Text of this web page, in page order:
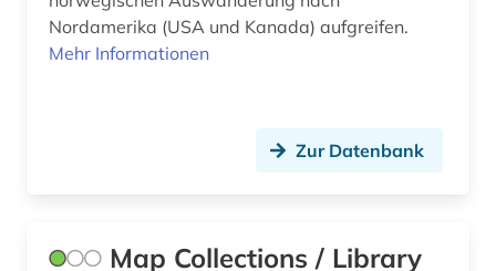
theaterstück (3)
Nordamerika (USA und Kanada) aufgreifen.
Mehr Informationen
Zur Datenbank
Map Collections / Library